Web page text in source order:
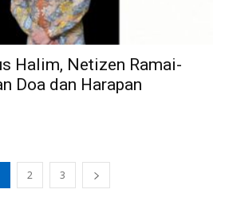
Halim, Netizen Ramai-
Doa dan Harapan
2 3